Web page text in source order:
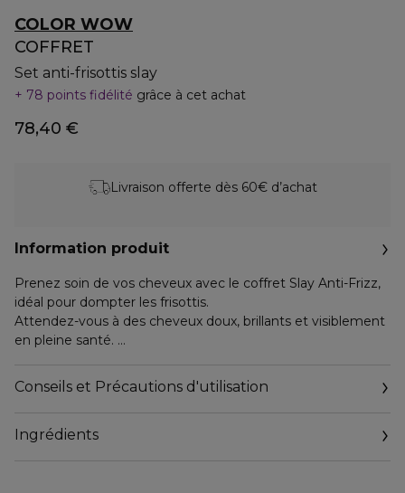
COLOR WOW
COFFRET
Set anti-frisottis slay
78 points fidélité grâce à cet achat
78,40 €
Livraison offerte dès 60€ d’achat
Information produit
Prenez soin de vos cheveux avec le coffret Slay Anti-Frizz,
idéal pour dompter les frisottis.
Attendez-vous à des cheveux doux, brillants et visiblement
en pleine santé.
Color Security Shampoo (75 ml) :
Proposé en format voyage pratique, ce shampooing
mousse riche et onctueuse. Enrichi d'un complexe japonais
Conseils et Précautions d'utilisation
Ingrédients